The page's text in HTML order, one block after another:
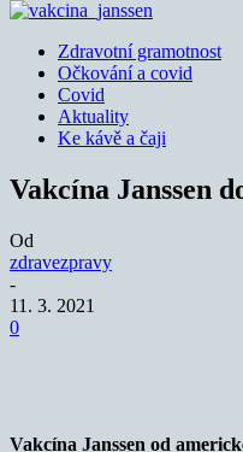
Zdravotní gramotnost
Očkování a covid
Covid
Aktuality
Ke kávě a čaji
Vakcína Janssen
Od
zdravezpravy
-
11. 3. 2021
0
Vakcína Janssen od